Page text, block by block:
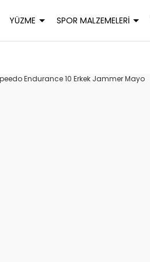
YÜZME SPOR MALZEMELERİ